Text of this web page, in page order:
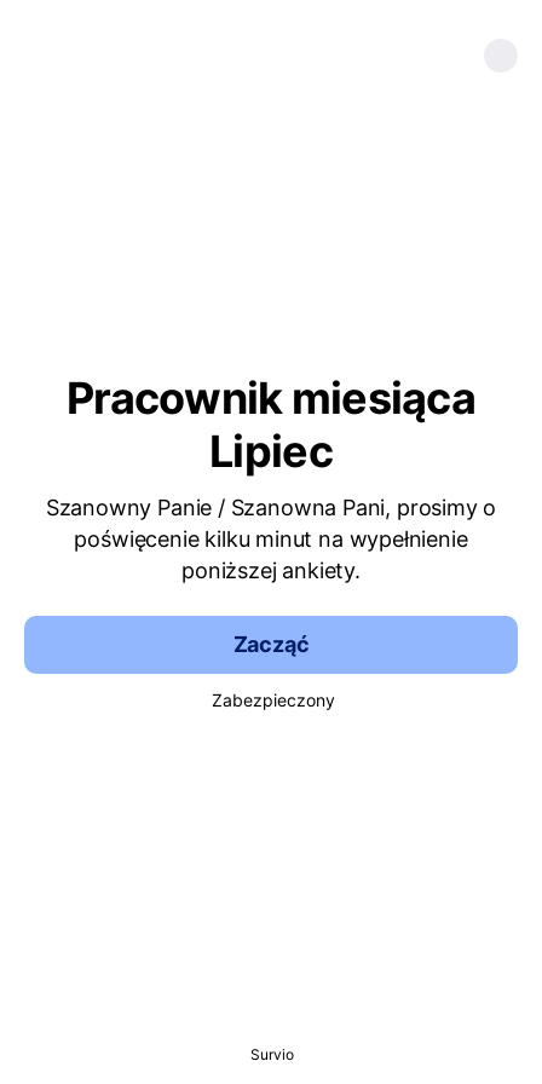
Pracownik miesiąca
Lipiec
Szanowny Panie / Szanowna Pani, prosimy o
poświęcenie kilku minut na wypełnienie
poniższej ankiety.
Zacząć
Zabezpieczony
Survio